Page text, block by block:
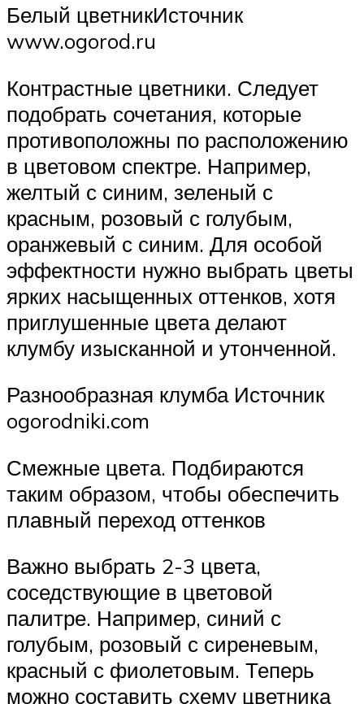
Белый цветникИсточник
www.ogorod.ru
Контрастные цветники. Следует
подобрать сочетания, которые
противоположны по расположению
в цветовом спектре. Например,
желтый с синим, зеленый с
красным, розовый с голубым,
оранжевый с синим. Для особой
эффектности нужно выбрать цветы
ярких насыщенных оттенков, хотя
приглушенные цвета делают
клумбу изысканной и утонченной.
Разнообразная клумба Источник
ogorodniki.com
Смежные цвета. Подбираются
таким образом, чтобы обеспечить
плавный переход оттенков
Важно выбрать 2-3 цвета,
соседствующие в цветовой
палитре. Например, синий с
голубым, розовый с сиреневым,
красный с фиолетовым. Теперь
можно составить схему цветника